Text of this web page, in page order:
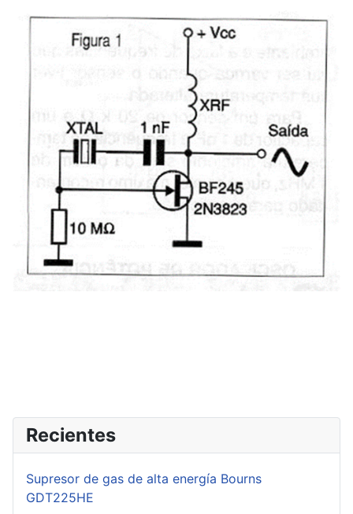
Recientes
Supresor de gas de alta energía Bourns
GDT225HE